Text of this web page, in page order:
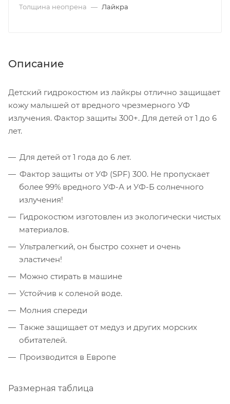
Толщина неопрена — Лайкра
Описание
Детский гидрокостюм из лайкры отлично защищает
кожу малышей от вредного чрезмерного УФ
излучения. Фактор защиты 300+. Для детей от 1 до 6
лет.
Для детей от 1 года до 6 лет.
Фактор защиты от УФ (SPF) 300. Не пропускает
более 99% вредного УФ-А и УФ-Б солнечного
излучения!
Гидрокостюм изготовлен из экологически чистых
материалов.
Ультралегкий, он быстро сохнет и очень
эластичен!
Можно стирать в машине
Устойчив к соленой воде.
Молния спереди
Также защищает от медуз и других морских
обитателей.
Производится в Европе
Размерная таблица